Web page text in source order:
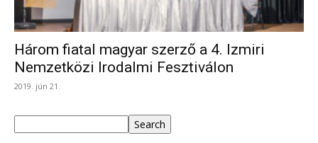
Három fiatal magyar szerző a 4. Izmiri
Nemzetközi Irodalmi Fesztiválon
2019. jún 21.
Search